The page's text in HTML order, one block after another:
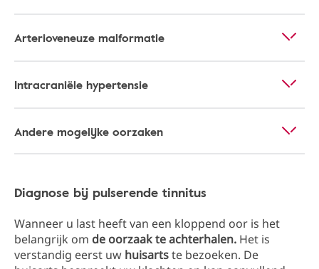
Arterioveneuze malformatie
Intracraniële hypertensie
Andere mogelijke oorzaken
Diagnose bij pulserende tinnitus
Wanneer u last heeft van een kloppend oor is het
belangrijk om de oorzaak te achterhalen. Het is
verstandig eerst uw huisartste bezoeken. De